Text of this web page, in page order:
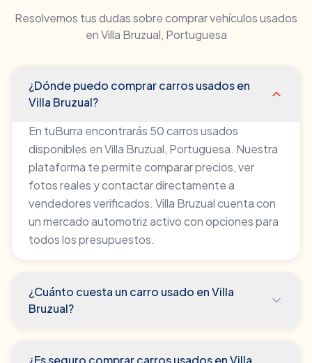
Resolvemos tus dudas sobre comprar vehículos usados
enVilla Bruzual, Portuguesa
¿Dónde puedo comprar carros usados en
Villa Bruzual?
En tuBurra encontrarás 50 carros usados
disponibles en Villa Bruzual, Portuguesa. Nuestra
plataforma te permite comparar precios, ver
fotos reales y contactar directamente a
vendedores verificados. Villa Bruzual cuenta con
un mercado automotriz activo con opciones para
todos los presupuestos.
¿Cuánto cuesta un carro usado en Villa
Bruzual?
¿Es seguro comprar carros usados en Villa